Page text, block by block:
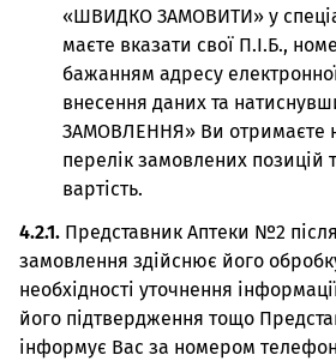
«ШВИДКО ЗАМОВИТИ» у
маєте вказати свої П.І.Б.,
бажанням адресу
внесення даних та
ЗАМОВЛЕННЯ» Ви отримаєте
перелік замовлених позицій
вартість.
4.2.1. Представник Аптеки №2
замовлення здійснює його
необхідності уточнення
його підтвердження тощо
інформує Вас за номером